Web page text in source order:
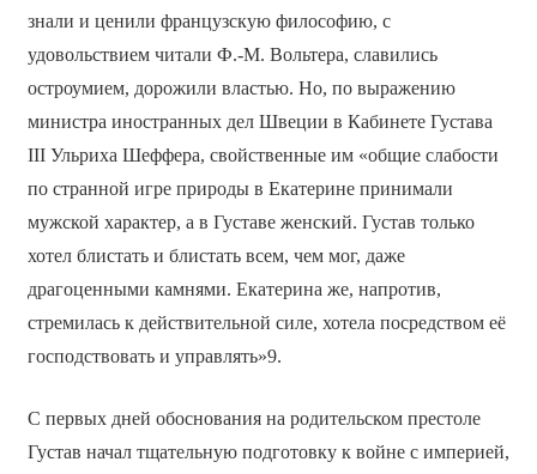
знали и ценили французскую философию, с
удовольствием читали Ф.-М. Вольтера, славились
остроумием, дорожили властью. Но, по выражению
министра иностранных дел Швеции в Кабинете Густава
III Ульриха Шеффера, свойственные им «общие слабости
по странной игре природы в Екатерине принимали
мужской характер, а в Густаве женский. Густав только
хотел блистать и блистать всем, чем мог, даже
драгоценными камнями. Екатерина же, напротив,
стремилась к действительной силе, хотела посредством её
господствовать и управлять»9.
С первых дней обоснования на родительском престоле
Густав начал тщательную подготовку к войне с империей,